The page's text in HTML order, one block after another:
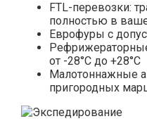
FTL-перевозки:
полностью в
Еврофуры с
от -28°С до +28°С
Малотоннажные
пригородных